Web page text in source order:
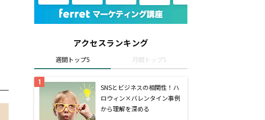
アクセスランキング
週間トップ5 月間トップ5
SNSとビジネスの相関性！ハ
ロウィン×バレンタイン事例
から理解を深める